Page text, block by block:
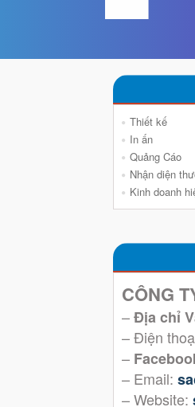
Thiết kế
In ấn
Quảng Cáo
Nhận diện
Kinh doanh
CÔNG
–Địa chỉ
– Điện
–
– Email:
– Website: